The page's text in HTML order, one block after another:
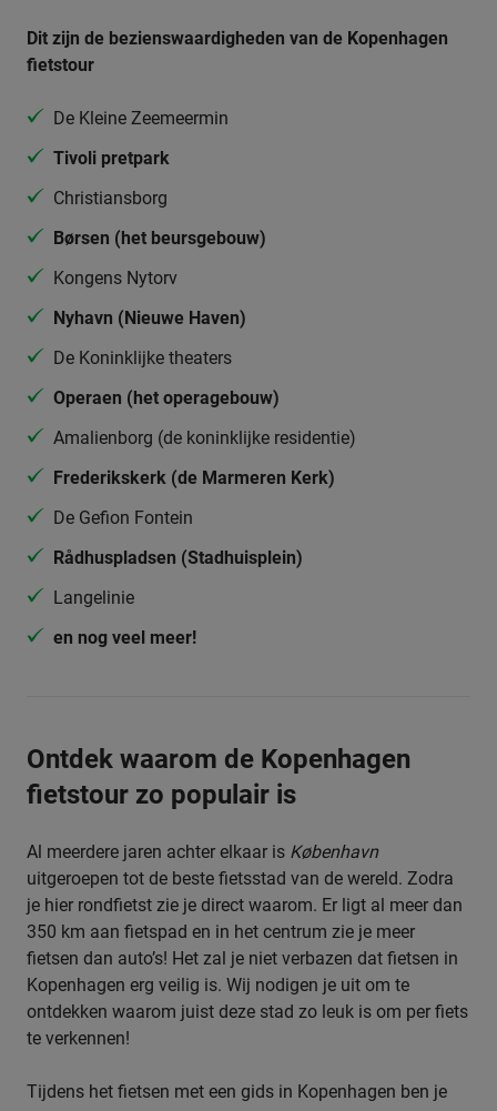
Dit zijn de bezienswaardigheden van de Kopenhagen
fietstour
De Kleine Zeemeermin
Tivoli pretpark
Christiansborg
Børsen (het beursgebouw)
Kongens Nytorv
Nyhavn (Nieuwe Haven)
De Koninklijke theaters
Operaen (het operagebouw)
Amalienborg (de koninklijke residentie)
Frederikskerk (de Marmeren Kerk)
De Gefion Fontein
Rådhuspladsen (Stadhuisplein)
Langelinie
en nog veel meer!
Ontdek waarom de Kopenhagen
fietstour zo populair is
Al meerdere jaren achter elkaar is København
uitgeroepen tot de beste fietsstad van de wereld. Zodra
je hier rondfietst zie je direct waarom. Er ligt al meer dan
350 km aan fietspad en in het centrum zie je meer
fietsen dan auto’s! Het zal je niet verbazen dat fietsen in
Kopenhagen erg veilig is. Wij nodigen je uit om te
ontdekken waarom juist deze stad zo leuk is om per fiets
te verkennen!
Tijdens het fietsen met een gids in Kopenhagen ben je